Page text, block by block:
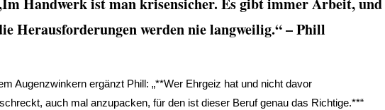
Handwerk ist man krisensicher. Es gibt immer Arbeit, und
Herausforderungen werden nie langweilig.“ – Phill
Augenzwinkern ergänzt Phill: „**Wer Ehrgeiz hat und nicht davor
auch mal anzupacken, für den ist dieser Beruf genau das Richtige.**“